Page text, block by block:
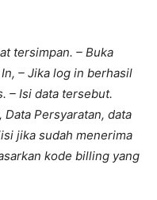
tersimpan. – Buka
– Jika log in berhasil
– Isi data tersebut.
Persyaratan, data
jika sudah menerima
kode billing yang